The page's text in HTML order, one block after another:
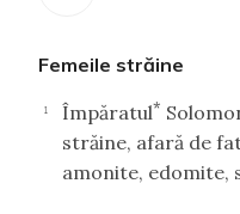
Femeile străine
1 Împăratul*
străine, afară de
amonite, edomite,